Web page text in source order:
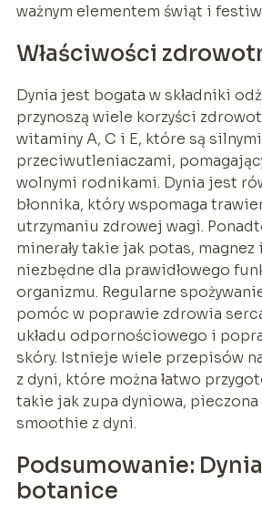
ważnym elementem świąt i
Właściwości
Dynia jest bogata w składniki
przynoszą wiele korzyści
witaminy A, C i E, które są silnymi
przeciwutleniaczami,
wolnymi rodnikami. Dynia jest
błonnika, który wspomaga
utrzymaniu zdrowej wagi.
minerały takie jak potas, magnez
niezbędne dla prawidłowego
organizmu. Regularne
pomóc w poprawie zdrowia
układu odpornościowego i
skóry. Istnieje wiele przepisów
z dyni, które można łatwo
takie jak zupa dyniowa, pieczona
smoothie z dyni.
Podsumowanie:
botanice